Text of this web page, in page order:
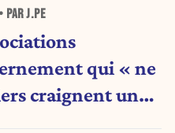
PAR J.PE
qui « ne
craignent une